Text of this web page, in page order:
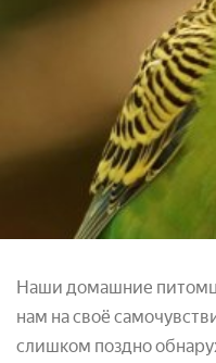
Наши домашние
нам на своё
слишком поздно